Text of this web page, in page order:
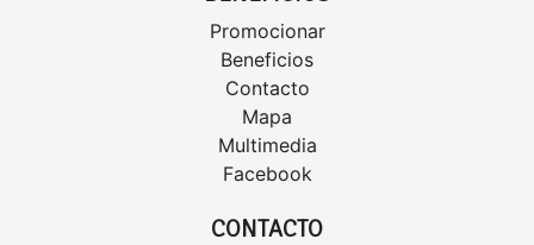
Promocionar
Beneficios
Contacto
Mapa
Multimedia
Facebook
CONTACTO